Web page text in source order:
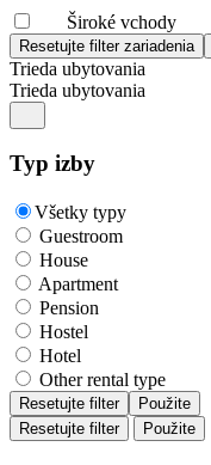
Široké vchody
Trieda ubytovania
Trieda ubytovania
Typ izby
Všetky typy
Guestroom
House
Apartment
Pension
Hostel
Hotel
Other rental type
Resetujte filter
Použite
Resetujte filter
Použite